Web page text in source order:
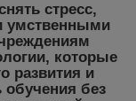
стресс,
умственными
которые
развития и
обучения без